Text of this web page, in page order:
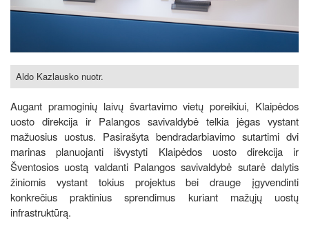
Aldo Kazlausko nuotr.
Augant pramoginių laivų švartavimo vietų poreikiui, Klaipėdos
uosto direkcija ir Palangos savivaldybė telkia jėgas vystant
mažuosius uostus. Pasirašyta bendradarbiavimo sutartimi dvi
marinas planuojanti išvystyti Klaipėdos uosto direkcija ir
Šventosios uostą valdanti Palangos savivaldybė sutarė dalytis
žiniomis vystant tokius projektus bei drauge įgyvendinti
konkrečius praktinius sprendimus kuriant mažųjų uostų
infrastruktūrą.